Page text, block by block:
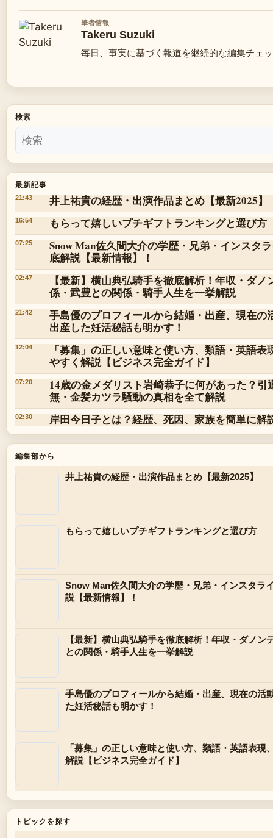
筆者情報
Takeru Suzuki
毎日、事実に基づく報道を継続的な編集チェ
検索
最新記事
21:43 井上祐貴の経歴・出演作品まとめ【最新2025】
16:54 もらって嬉しいプチギフトランキングと選び方
07:25
Snow Man佐久間大介の学歴・兄弟・インスタ
底解説【最新情報】！
02:47
【最新】横山典弘騎手を徹底解析！年収・ダ
係・武豊との関係・騎手人生を一挙解説
21:42
手島優のプロフィールから結婚・出産、現在の
出産した妊活秘話も明かす！
12:04
「募集」の正しい意味と使い方、類語・英語
やすく解説【ビジネス完全ガイド】
07:20
14歳の金メダリスト岩崎恭子に何があった？
無・金髪カツラ騒動の真相を全て解説
02:30 岸田今日子とは？経歴、死因、家族を簡単に解
編集部から
井上祐貴の経歴・出演作品まとめ【最新2025】
もらって嬉しいプチギフトランキングと選び方
Snow Man佐久間大介の学歴・兄弟・インスタラ
説【最新情報】！
【最新】横山典弘騎手を徹底解析！年収・ダノ
との関係・騎手人生を一挙解説
手島優のプロフィールから結婚・出産、現在の活
た妊活秘話も明かす！
「募集」の正しい意味と使い方、類語・英語表
解説【ビジネス完全ガイド】
トピックを探す